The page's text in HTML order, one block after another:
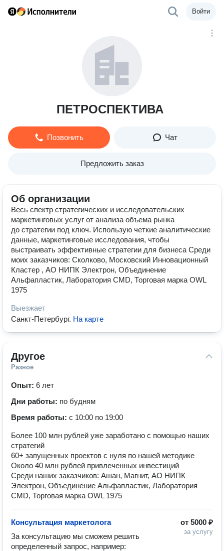
Войти
ПЕТРОСПЕКТИВА
Позвонить Чат
Предложить заказ
Об организации
Весь спектр стратегических и исследовательских
маркетинговых услуг от анализа объема рынка
до стратегии под ключ. Использую четкие аналитические
данные, маркетинговые исследования, чтобы
выстраивать эффективные стратегии для бизнеса Среди
моих заказчиков: Сколково, Московский Инновационный
Кластер , АО НИПК Электрон, Объединение
Альфапластик, Лаборатория CMD, Торговая марка OWL
1975
Выезжает
Санкт-Петербург. На карте
Другое
Разное
Опыт: 6 лет
Дни работы: по будням
Время работы: с 10:00 по 19:00
Более 100 млн рублей уже заработано с помощью наших
стратегий
60+ запущенных проектов с нуля по нашей методике
Около 40 млн рублей привлеченных инвестиций
Среди наших заказчиков: Ашан, Магнит, АО НИПК
Электрон, Объединение Альфапластик, Лаборатория
CMD, Торговая марка OWL 1975
от 5000 ₽
за услугу
Консультация маркетолога
За консультацию мы сможем решить
определенный запрос, например: